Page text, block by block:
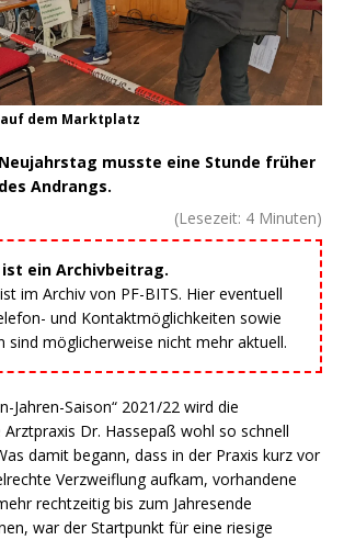
dem Marktplatz
musste eine Stunde früher
Andrangs.
(Lesezeit: 4 Minuten)
ist ein Archivbeitrag.
im Archiv von PF-BITS. Hier eventuell
und Kontaktmöglichkeiten sowie
sind möglicherweise nicht mehr aktuell.
Jahren-Saison“ 2021/22 wird die
Dr. Hassepaß wohl so schnell
damit begann, dass in der Praxis kurz vor
Verzweiflung aufkam, vorhandene
rechtzeitig bis zum Jahresende
war der Startpunkt für eine riesige